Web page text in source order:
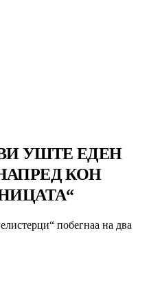
УШТЕ ЕДЕН
КОН
побегнаа на два